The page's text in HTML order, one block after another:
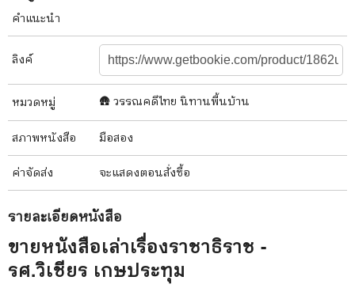
คำแนะนำ
ลิงค์
หมวดหมู่ 🛖 วรรณคดีไทย นิทานพื้นบ้าน
สภาพหนังสือ มือสอง
ค่าจัดส่ง จะแสดงตอนสั่งซื้อ
รายละเอียดหนังสือ
ขายหนังสือเล่าเรื่องราชาธิราช -
รศ.วิเชียร เกษประทุม